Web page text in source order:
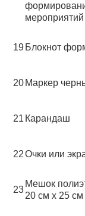
19 Блокнот
20 Маркер
21 Карандаш
22Очки или
23
Мешок
20 см х 25 см